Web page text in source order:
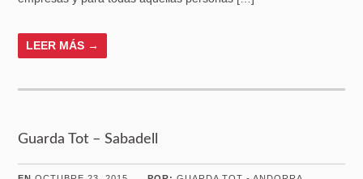
LEER MÁS →
Guarda Tot – Sabadell